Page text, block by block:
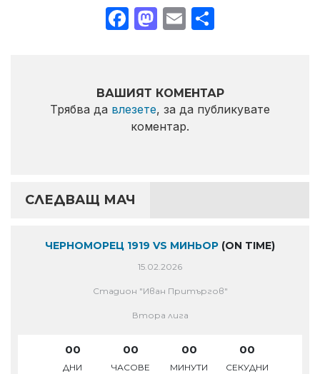
Facebook
Mastodon
Email
ВАШИЯТ КОМЕНТАР
Трябва да влезете, за да публикувате
коментар.
СЛЕДВАЩ МАЧ
ЧЕРНОМОРЕЦ 1919 VS МИНЬОР (ON TIME)
15.02.2026
Стадион "Иван Притъргов"
Втора лига
00
ДНИ
00
ЧАСОВЕ
00
МИНУТИ
00
СЕКУДНИ